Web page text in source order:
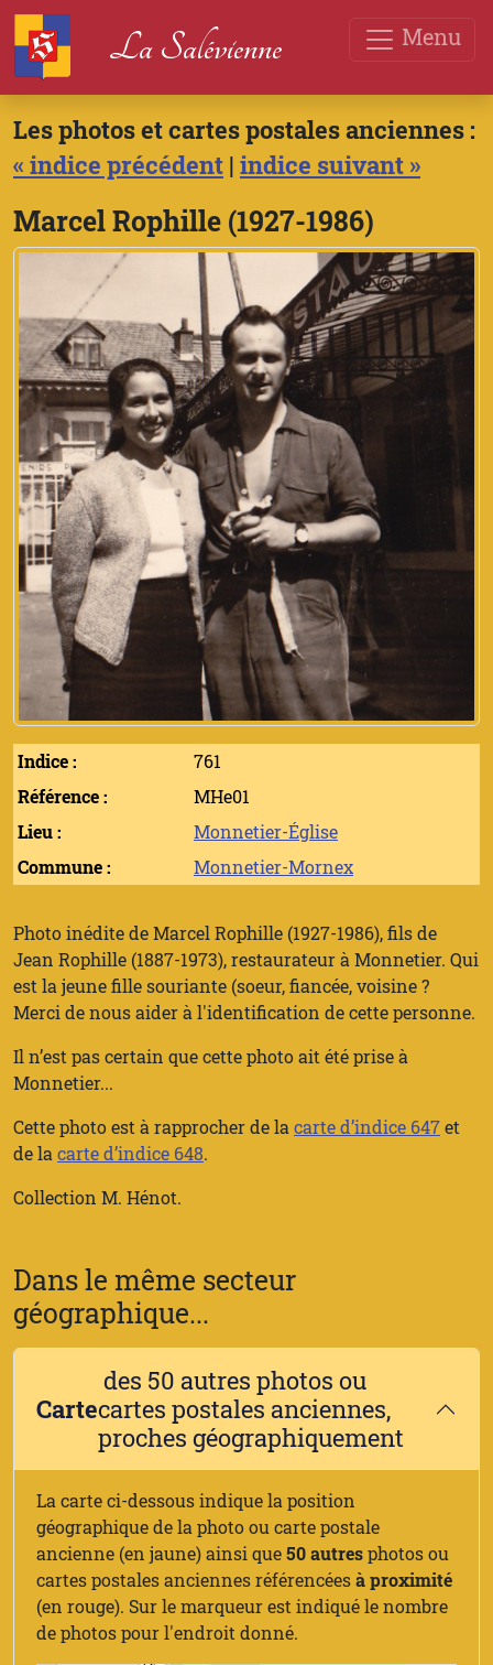
Menu
La Salévienne
Les photos et cartes postales anciennes :
« indice précédent | indice suivant »
Marcel Rophille (1927-1986)
Indice :
761
Référence :
MHe01
Lieu :
Monnetier-Église
Commune :
Monnetier-Mornex
Photo inédite de Marcel Rophille (1927-1986), fils de
Jean Rophille (1887-1973), restaurateur à Monnetier. Qui
est la jeune fille souriante (soeur, fiancée, voisine ?
Merci de nous aider à l'identification de cette personne.
Il n’est pas certain que cette photo ait été prise à
Monnetier...
Cette photo est à rapprocher de la carte d’indice 647et
de la carte d’indice 648.
Collection M. Hénot.
Dans le même secteur
géographique...
Carte
des 50 autres photos ou
cartes postales anciennes,
proches géographiquement
La carte ci-dessous indique la position
géographique de la photo ou carte postale
ancienne (en jaune) ainsi que50 autresphotos ou
cartes postales anciennes référencéesà proximité
(en rouge). Sur le marqueur est indiqué le nombre
de photos pour l'endroit donné.